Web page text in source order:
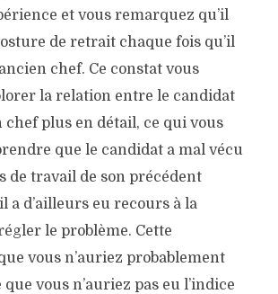
et vous remarquez qu’il
de retrait chaque fois qu’il
chef. Ce constat vous
la relation entre le candidat
chef plus en détail, ce qui vous
que le candidat a mal vécu
de travail de son précédent
a d’ailleurs eu recours à la
le problème. Cette
vous n’auriez probablement
vous n’auriez pas eu l’indice